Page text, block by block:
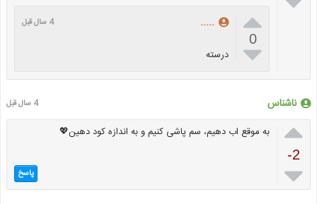

0

..... 4 سال قبل
درسته
ناشناس 4 سال قبل

-2

به موقع اب دهیم، سم پاشی کنیم و به اندازه کود دهین💖
پاسخ